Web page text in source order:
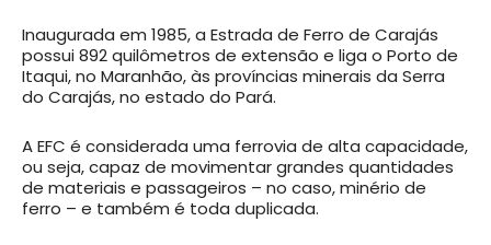
Inaugurada em 1985, a Estrada de Ferro de Carajás
possui 892 quilômetros de extensão e liga o Porto de
Itaqui, no Maranhão, às províncias minerais da Serra
do Carajás, no estado do Pará.
A EFC é considerada uma ferrovia de alta capacidade,
ou seja, capaz de movimentar grandes quantidades
de materiais e passageiros – no caso, minério de
ferro – e também é toda duplicada.